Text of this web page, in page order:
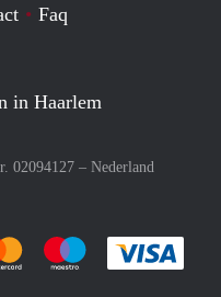
Faq
in Haarlem
02094127 – Nederland
gemakkelijk af met Paypal
Je rekent gemakkelijk af met
Je rekent